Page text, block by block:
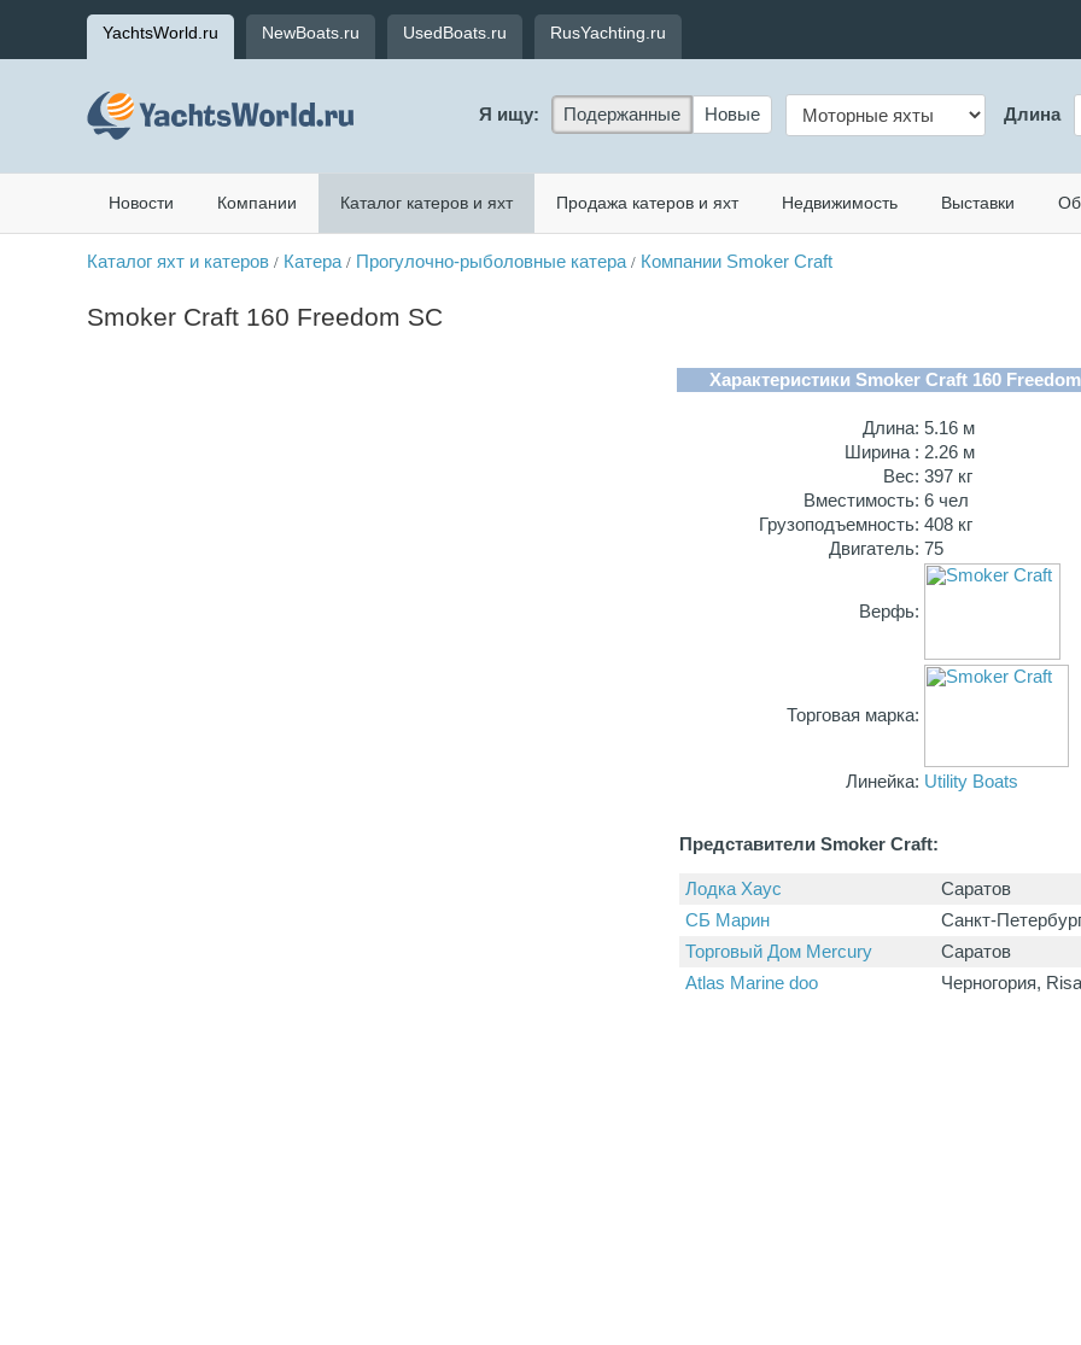
YachtsWorld.ru NewBoats.ru UsedBoats.ru RusYachting.ru
Я ищу: Подержанные Новые Длина
Новости Компании Каталог катеров и яхт Продажа катеров и яхт Недвижимость Выставки
Каталог яхт и катеров / Катера / Прогулочно-рыболовные катера / Компании Smoker Craft
Smoker Craft 160 Freedom SC
Характеристики Smoker Craft 160
Длина: 5.16 м
Ширина : 2.26 м
Вес: 397 кг
Вместимость: 6 чел
Грузоподъемность: 408 кг
Двигатель: 75
Верфь:
Торговая марка:
Линейка: Utility Boats
Представители Smoker Craft:
Лодка Хаус
Саратов
СБ Марин
Санкт-
Торговый Дом Mercury
Саратов
Atlas Marine doo
Черногория,